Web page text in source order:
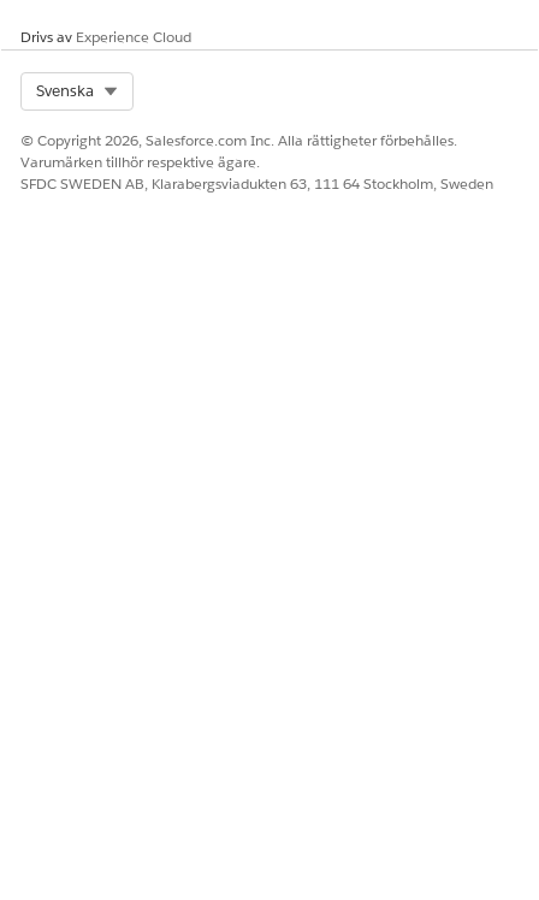
Berätta för oss vad vi kan förbättra!
Drivs av Experience Cloud
Svenska
© Copyright 2026, Salesforce.com Inc. Alla rättigheter förbehålles.
Varumärken tillhör respektive ägare.
SFDC SWEDEN AB, Klarabergsviadukten 63, 111 64 Stockholm, Sweden